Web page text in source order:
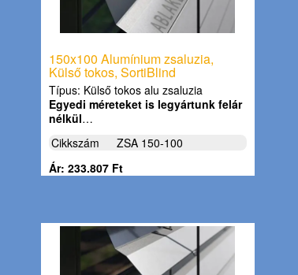
150x100 Alumínium zsaluzia,
Külső tokos, SortiBlind
Típus: Külső tokos alu zsaluzia
Egyedi méreteket is legyártunk felár
nélkül…
Cikkszám
ZSA 150-100
Ár: 233.807 Ft